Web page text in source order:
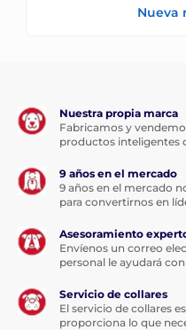
Nueva
Nuestra propia marca
Fabricamos y
productos inteligentes
9 años en el mercado
9 años en el mercado
para convertirnos en
Asesoramiento
Envíenos un correo
personal le ayudará
Servicio de collares
El servicio de collares
proporciona lo que